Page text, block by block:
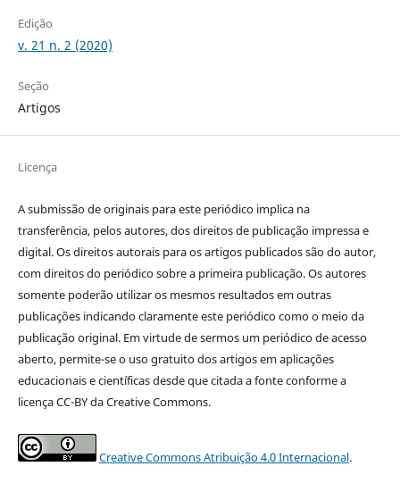
Edição
v. 21 n. 2 (2020)
Seção
Artigos
Licença
A submissão de originais para este periódico implica na
transferência, pelos autores, dos direitos de publicação impressa e
digital. Os direitos autorais para os artigos publicados são do autor,
com direitos do periódico sobre a primeira publicação. Os autores
somente poderão utilizar os mesmos resultados em outras
publicações indicando claramente este periódico como o meio da
publicação original. Em virtude de sermos um periódico de acesso
aberto, permite-se o uso gratuito dos artigos em aplicações
educacionais e científicas desde que citada a fonte conforme a
licença CC-BY da Creative Commons.
Creative Commons Atribuição 4.0 Internacional.